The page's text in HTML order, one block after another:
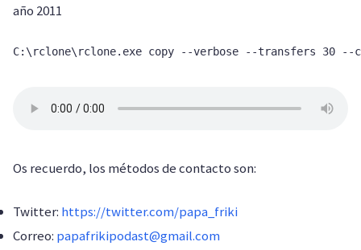
año 2011
Os recuerdo, los métodos de contacto son:
Twitter: https://twitter.com/papa_friki
Correo: papafrikipodast@gmail.com